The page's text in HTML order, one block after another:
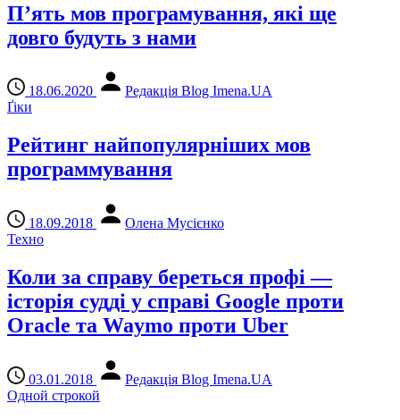
П’ять мов програмування, які ще
довго будуть з нами
18.06.2020
Редакція Blog Imena.UA
Ґіки
Рейтинг найпопулярніших мов
программування
18.09.2018
Олена Мусієнко
Техно
Коли за справу береться профі —
історія судді у справі Google проти
Oracle та Waymo проти Uber
03.01.2018
Редакція Blog Imena.UA
Одной строкой